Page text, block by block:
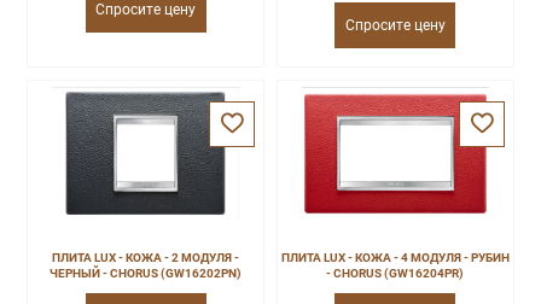
Спросите цену
Спросите цену
ПЛИТА LUX - КОЖА - 2 МОДУЛЯ -
ЧЕРНЫЙ - CHORUS (GW16202PN)
ПЛИТА LUX - КОЖА - 4 МОДУЛЯ - РУБИН
- CHORUS (GW16204PR)